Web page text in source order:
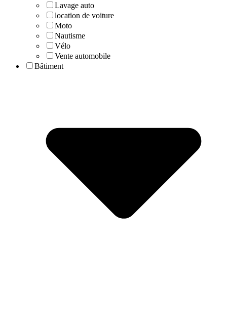
Lavage auto
location de voiture
Moto
Nautisme
Vélo
Vente automobile
Bâtiment